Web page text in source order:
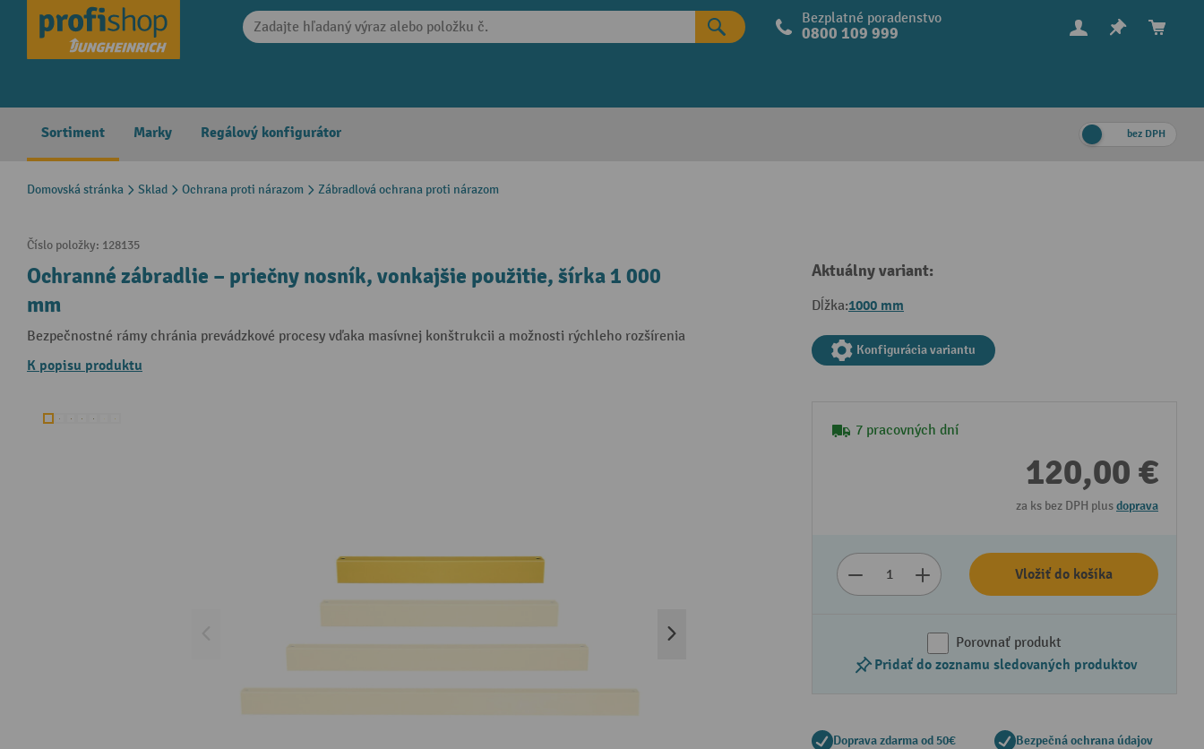
Skip to main navigation Bezplatné poradenstvo
0800 109 999
Sortiment Marky Regálový konfigurátor bez DPH
Domovská stránka Sklad Ochrana proti nárazom Zábradlová ochrana proti nárazom
Číslo položky: 128135
Ochranné zábradlie – priečny nosník, vonkajšie použitie, šírka 1 000
mm
Bezpečnostné rámy chránia prevádzkové procesy vďaka masívnej konštrukcii a možnosti rýchleho rozšírenia
K popisu produktu
Aktuálny variant:
Dĺžka:1000 mm
Konfigurácia variantu
7 pracovných dní
120,00 €
za ks bez DPH plusdoprava
Vložiť do košíka
Porovnať produkt
Pridať do zoznamu sledovaných produktov
Doprava zdarma od 50€ Bezpečná ochrana údajov